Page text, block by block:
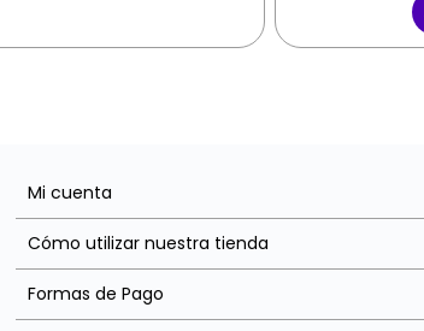
Mi cuenta
Cómo utilizar nuestra tienda
Formas de Pago